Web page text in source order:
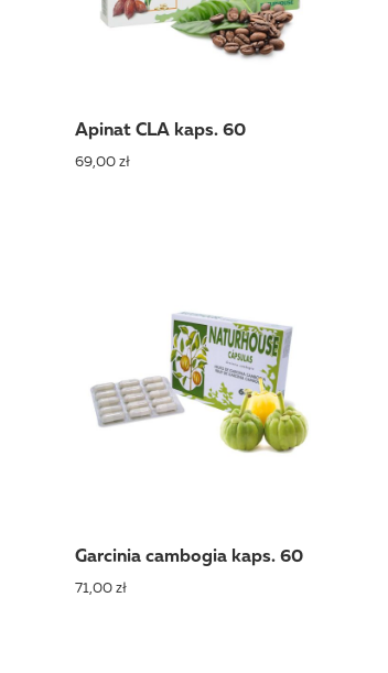
Apinat CLA kaps. 60
69,00 zł
Garcinia cambogia kaps. 60
71,00 zł